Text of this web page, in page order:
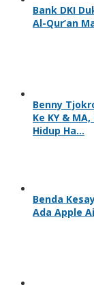
Bank DKI
Al-Qur’an
Benny
Ke KY &
Hidup Ha…
Benda
Ada Apple